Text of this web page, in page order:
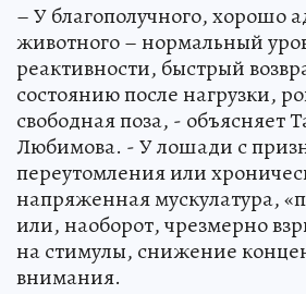
– У благополучного, хорошо
животного – нормальный
реактивности, быстрый
состоянию после нагрузки,
свободная поза, - объясняет
Любимова. - У лошади с
переутомления или
напряженная мускулатура,
или, наоборот, чрезмерно
на стимулы, снижение
внимания.